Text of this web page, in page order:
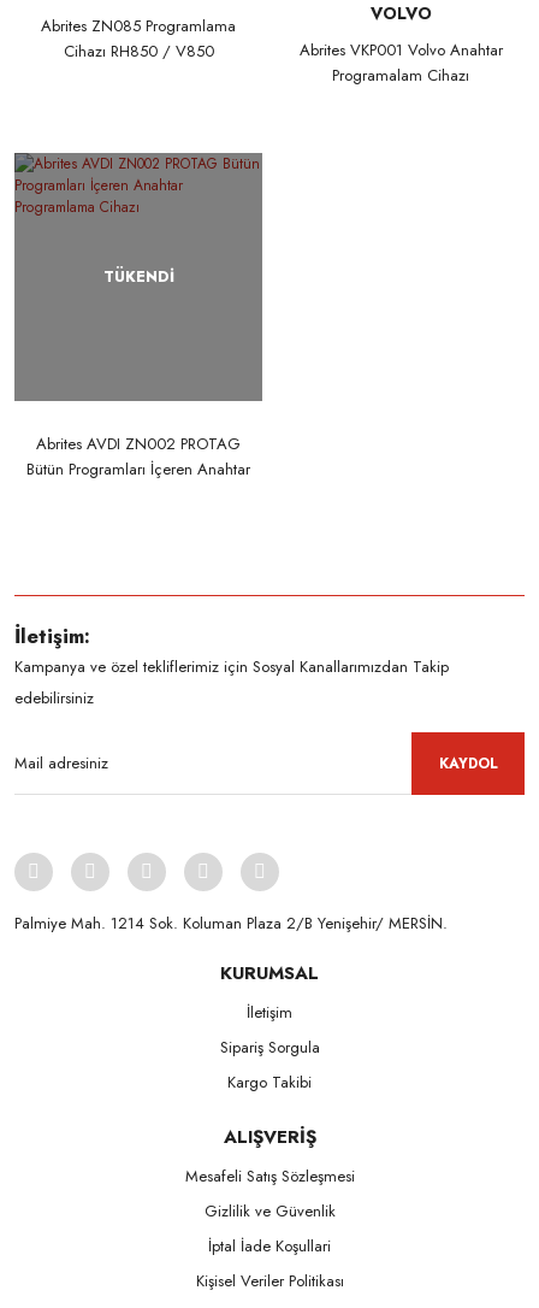
Abrites ZN085 Programlama
Cihazı RH850 / V850
VOLVO
Abrites VKP001 Volvo Anahtar
Programalam Cihazı
TÜKENDİ
Abrites AVDI ZN002 PROTAG
Bütün Programları İçeren Anahtar
İletişim:
Kampanya ve özel tekliflerimiz için Sosyal Kanallarımızdan Takip
edebilirsiniz
KAYDOL
Palmiye Mah. 1214 Sok. Koluman Plaza 2/B Yenişehir/ MERSİN.ㅤㅤㅤㅤㅤㅤㅤㅤㅤㅤㅤㅤㅤㅤㅤㅤㅤㅤㅤㅤㅤㅤㅤㅤㅤㅤㅤㅤㅤㅤㅤㅤㅤㅤㅤ ㅤㅤㅤㅤㅤㅤㅤㅤㅤㅤ
KURUMSAL
İletişim
Sipariş Sorgula
Kargo Takibi
ALIŞVERİŞ
Mesafeli Satış Sözleşmesi
Gizlilik ve Güvenlik
İptal İade Koşullari
Kişisel Veriler Politikası